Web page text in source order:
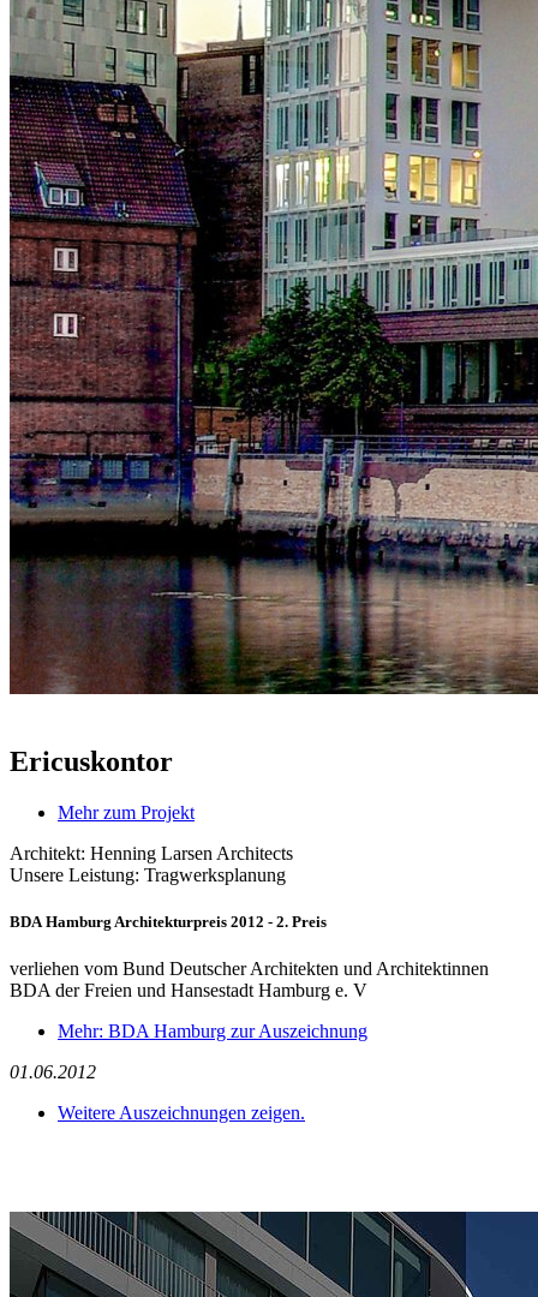
Ericuskontor
Mehr zum Projekt
Architekt: Henning Larsen Architects
Unsere Leistung: Tragwerksplanung
BDA Hamburg Architekturpreis 2012 - 2. Preis
verliehen vom Bund Deutscher Architekten und Architektinnen
BDA der Freien und Hansestadt Hamburg e. V
Mehr: BDA Hamburg zur Auszeichnung
01.06.2012
Weitere Auszeichnungen zeigen.